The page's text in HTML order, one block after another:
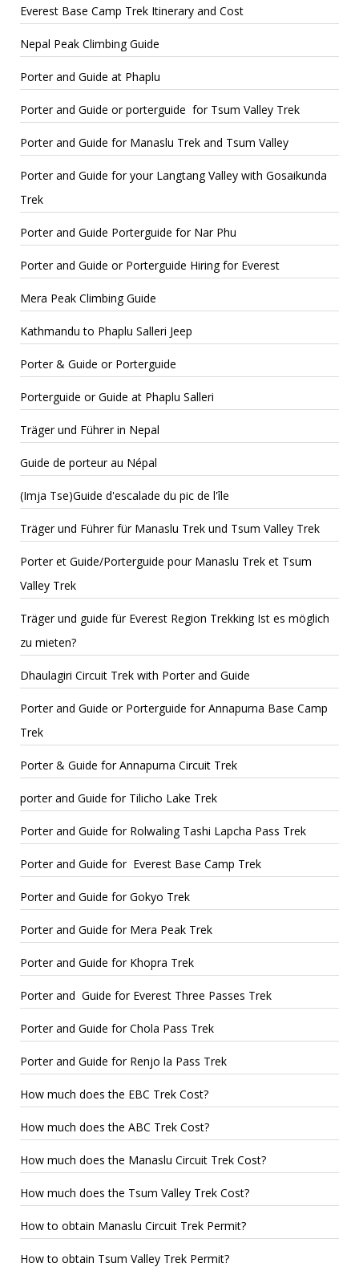
Everest Base Camp Trek Itinerary and Cost
Nepal Peak Climbing Guide
Porter and Guide at Phaplu
Porter and Guide or porterguide for Tsum Valley Trek
Porter and Guide for Manaslu Trek and Tsum Valley
Porter and Guide for your Langtang Valley with Gosaikunda
Trek
Porter and Guide Porterguide for Nar Phu
Porter and Guide or Porterguide Hiring for Everest
Mera Peak Climbing Guide
Kathmandu to Phaplu Salleri Jeep
Porter & Guide or Porterguide
Porterguide or Guide at Phaplu Salleri
Träger und Führer in Nepal
Guide de porteur au Népal
(Imja Tse)Guide d'escalade du pic de l'île
Träger und Führer für Manaslu Trek und Tsum Valley Trek
Porter et Guide/Porterguide pour Manaslu Trek et Tsum
Valley Trek
Träger und guide für Everest Region Trekking Ist es möglich
zu mieten?
Dhaulagiri Circuit Trek with Porter and Guide
Porter and Guide or Porterguide for Annapurna Base Camp
Trek
Porter & Guide for Annapurna Circuit Trek
porter and Guide for Tilicho Lake Trek
Porter and Guide for Rolwaling Tashi Lapcha Pass Trek
Porter and Guide for Everest Base Camp Trek
Porter and Guide for Gokyo Trek
Porter and Guide for Mera Peak Trek
Porter and Guide for Khopra Trek
Porter and Guide for Everest Three Passes Trek
Porter and Guide for Chola Pass Trek
Porter and Guide for Renjo la Pass Trek
How much does the EBC Trek Cost?
How much does the ABC Trek Cost?
How much does the Manaslu Circuit Trek Cost?
How much does the Tsum Valley Trek Cost?
How to obtain Manaslu Circuit Trek Permit?
How to obtain Tsum Valley Trek Permit?